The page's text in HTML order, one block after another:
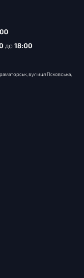
до18:00
вулиця Псковська,